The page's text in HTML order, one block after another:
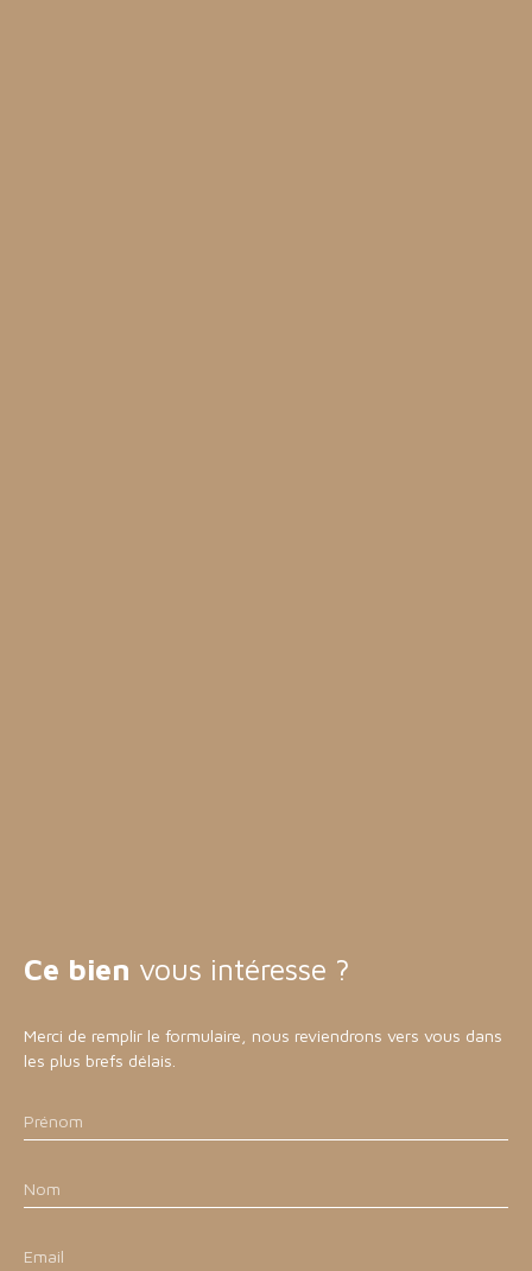
Ce bien vous intéresse ?
Merci de remplir le formulaire, nous reviendrons vers vous dans
les plus brefs délais.
Prénom
Nom
Email